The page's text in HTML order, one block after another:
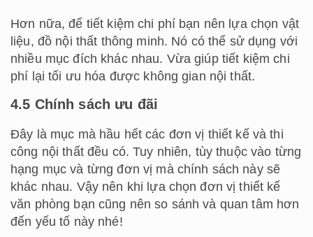
Hơn nữa, để tiết kiệm chi phí bạn nên lựa chọn vật
liệu, đồ nội thất thông minh. Nó có thể sử dụng với
nhiều mục đích khác nhau. Vừa giúp tiết kiệm chi
phí lại tối ưu hóa được không gian nội thất.
4.5 Chính sách ưu đãi
Đây là mục mà hầu hết các đơn vị thiết kế và thi
công nội thất đều có. Tuy nhiên, tùy thuộc vào từng
hạng mục và từng đơn vị mà chính sách này sẽ
khác nhau. Vậy nên khi lựa chọn đơn vị thiết kế
văn phòng bạn cũng nên so sánh và quan tâm hơn
đến yếu tố này nhé!